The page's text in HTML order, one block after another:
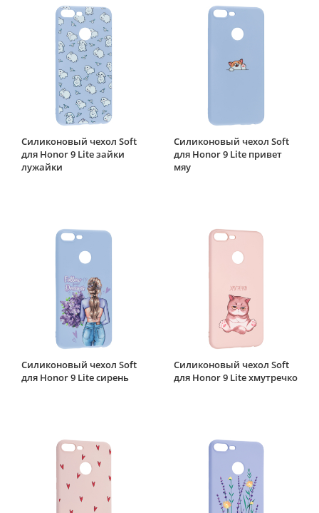
Силиконовый чехол Soft
для Honor 9 Lite зайки
лужайки
Силиконовый чехол Soft
для Honor 9 Lite привет
мяу
Силиконовый чехол Soft
для Honor 9 Lite сирень
Силиконовый чехол Soft
для Honor 9 Lite хмутречко